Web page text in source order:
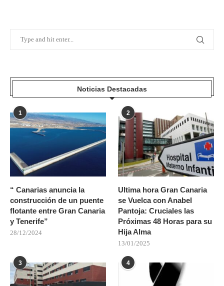
Noticias Destacadas
1
“ Canarias anuncia la
construcción de un puente
flotante entre Gran Canaria
y Tenerife”
28/12/2024
2
Ultima hora Gran Canaria
se Vuelca con Anabel
Pantoja: Cruciales las
Próximas 48 Horas para su
Hija Alma
13/01/2025
3 4